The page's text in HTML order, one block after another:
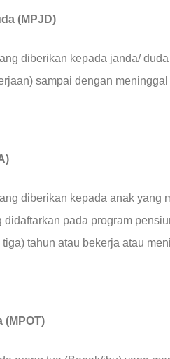
(MPJD)
diberikan kepada janda/
sampai dengan
diberikan kepada anak yang
didaftarkan pada program
tahun atau bekerja atau
(MPOT)